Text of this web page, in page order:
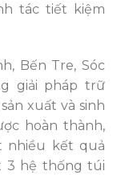
tác tiết kiệm
Bến Tre, Sóc
giải pháp trữ
xuất và sinh
hoàn thành,
nhiều kết quả
3 hệ thống túi